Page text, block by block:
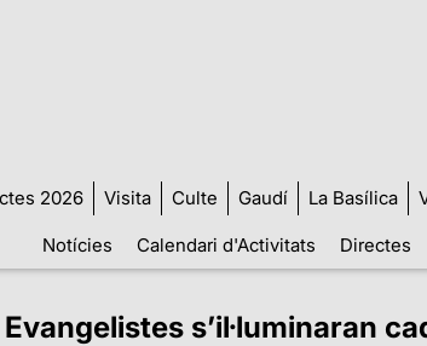
2026 Visita Culte Gaudí La Basílica
Notícies
Calendari d'Activitats Directes
s’il·luminaran